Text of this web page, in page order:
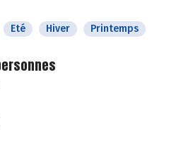
Eté Hiver Printemps